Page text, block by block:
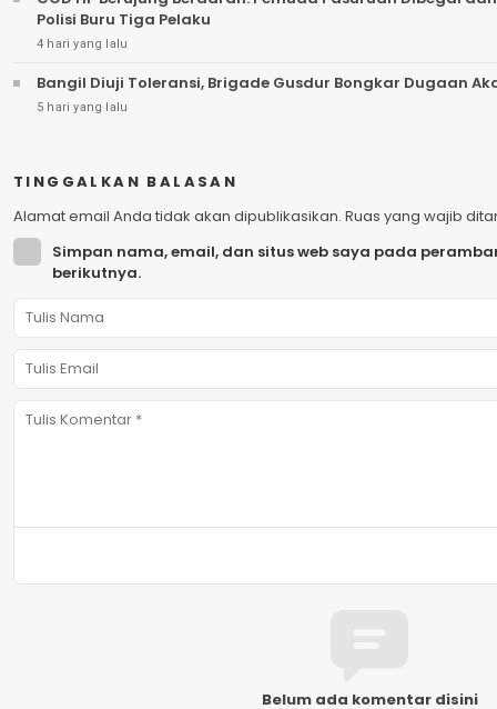
Polisi Buru Tiga Pelaku
4 hari yang lalu
Bangil Diuji Toleransi, Brigade Gusdur Bongkar Dugaan
5 hari yang lalu
TINGGALKAN BALASAN
Alamat email Anda tidak akan dipublikasikan. Ruas yang wajib
Simpan nama, email, dan situs web saya pada
berikutnya.
Belum ada komentar disini